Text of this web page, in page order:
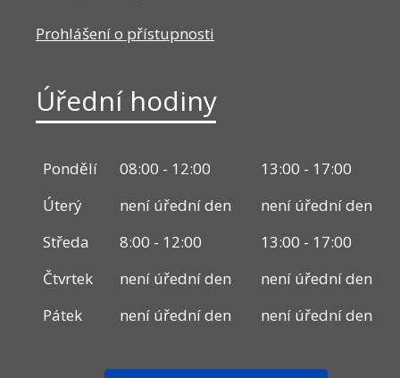
Prohlášení o přístupnosti
Úřední hodiny
Pondělí 08:00 - 12:00
13:00 - 17:00
Úterý
není úřední den
není úřední den
Středa
8:00 - 12:00
13:00 - 17:00
Čtvrtek
není úřední den
není úřední den
Pátek
není úřední den není úřední den